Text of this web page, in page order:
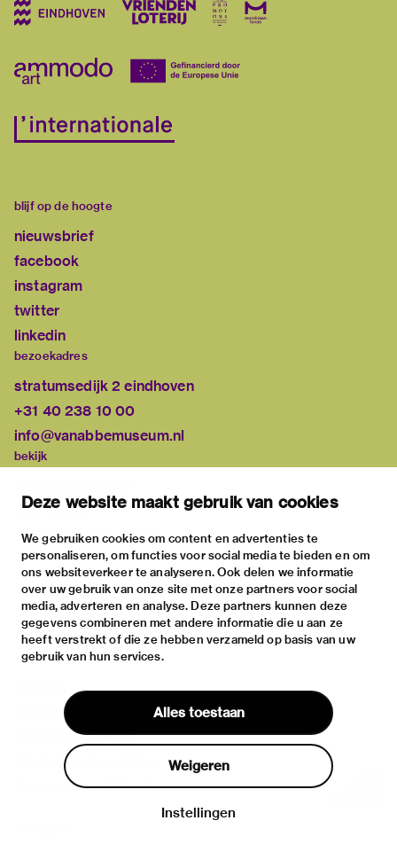
Deze website maakt gebruik van cookies
We gebruiken cookies om content en advertenties te
personaliseren, om functies voor social media te bieden en om
ons websiteverkeer te analyseren. Ook delen we informatie
over uw gebruik van onze site met onze partners voor social
media, adverteren en analyse. Deze partners kunnen deze
gegevens combineren met andere informatie die u aan ze
heeft verstrekt of die ze hebben verzameld op basis van uw
gebruik van hun services.
Alles toestaan
Weigeren
Instellingen
blijf op de hoogte
nieuwsbrief
facebook
instagram
twitter
linkedin
bezoekadres
stratumsedijk 2 eindhoven
+31 40 238 10 00
info@vanabbemuseum.nl
bekijk
activiteiten
praktische informatie
over
het museum
de collectie
fondsen & partners
huisregels
privacy & cookies
disclaimer & colofon
digitoegankelijkheid